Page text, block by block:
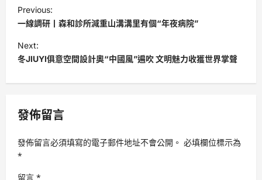
o
s
t
v
g
Previous:
一線調研丨森和診所減重山溝溝里有個“年夜病院”
Next:
冬JIUYI俱意空間設計奧“中國風”遍吹 文明魅力收獲世界掌聲
發佈留言
發佈留言必須填寫的電子郵件地址不會公開。 必填欄位標示為
*
留言 *